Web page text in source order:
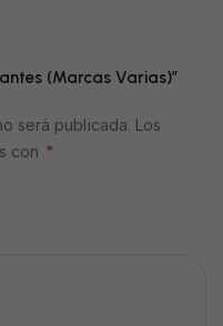
(Marcas Varias)”
será publicada. Los
con *